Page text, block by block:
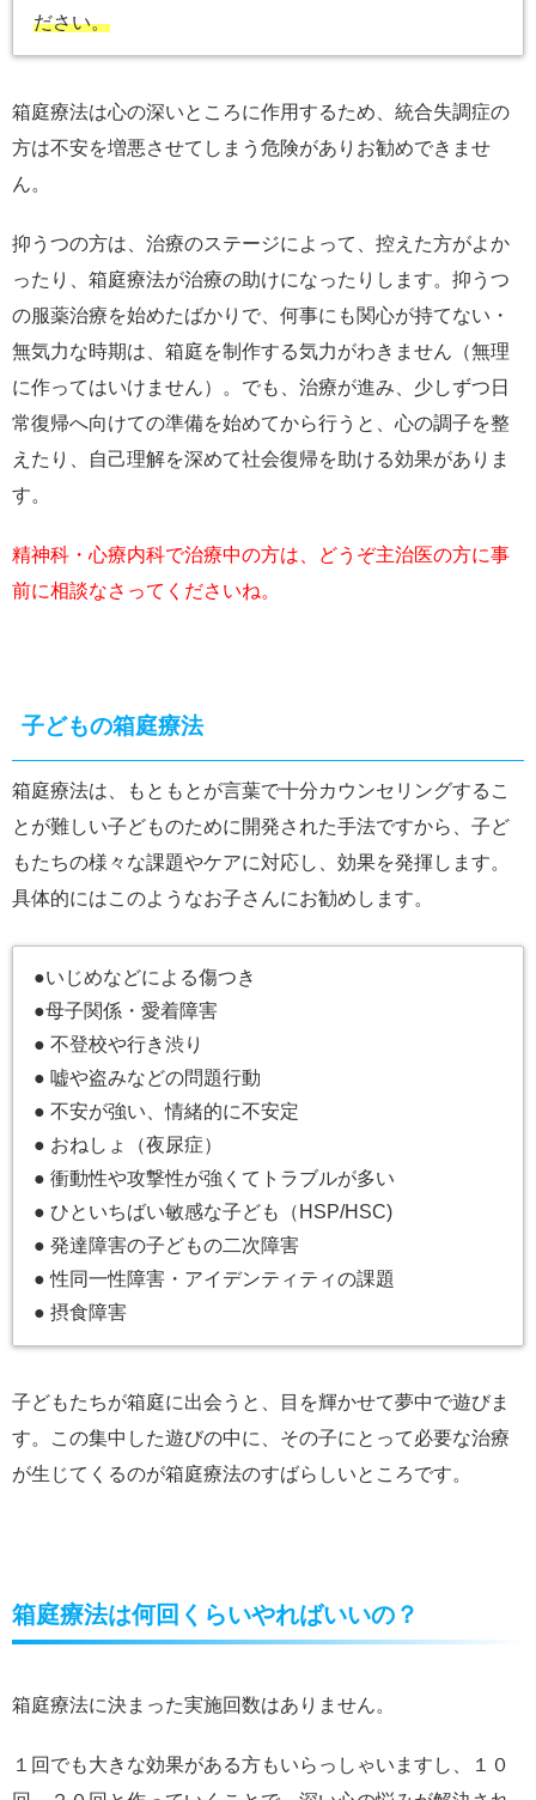
ださい。
箱庭療法は心の深いところに作用するため、統合失調症の
方は不安を増悪させてしまう危険がありお勧めできませ
ん。
抑うつの方は、治療のステージによって、控えた方がよか
ったり、箱庭療法が治療の助けになったりします。抑うつ
の服薬治療を始めたばかりで、何事にも関心が持てない・
無気力な時期は、箱庭を制作する気力がわきません（無理
に作ってはいけません）。でも、治療が進み、少しずつ日
常復帰へ向けての準備を始めてから行うと、心の調子を整
えたり、自己理解を深めて社会復帰を助ける効果がありま
す。
精神科・心療内科で治療中の方は、どうぞ主治医の方に事
前に相談なさってくださいね。
子どもの箱庭療法
箱庭療法は、もともとが言葉で十分カウンセリングするこ
とが難しい子どものために開発された手法ですから、子ど
もたちの様々な課題やケアに対応し、効果を発揮します。
具体的にはこのようなお子さんにお勧めします。
●いじめなどによる傷つき
●母子関係・愛着障害
● 不登校や行き渋り
● 嘘や盗みなどの問題行動
● 不安が強い、情緒的に不安定
● おねしょ（夜尿症）
● 衝動性や攻撃性が強くてトラブルが多い
● ひといちばい敏感な子ども（HSP/HSC)
● 発達障害の子どもの二次障害
● 性同一性障害・アイデンティティの課題
● 摂食障害
子どもたちが箱庭に出会うと、目を輝かせて夢中で遊びま
す。この集中した遊びの中に、その子にとって必要な治療
が生じてくるのが箱庭療法のすばらしいところです。
箱庭療法は何回くらいやればいいの？
箱庭療法に決まった実施回数はありません。
１回でも大きな効果がある方もいらっしゃいますし、１０